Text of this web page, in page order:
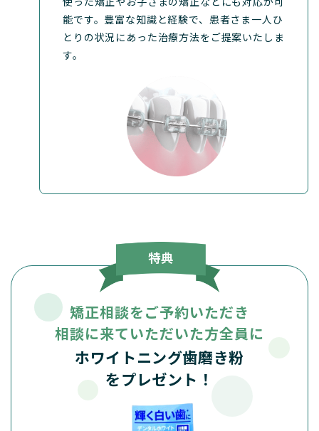
能です。豊富な知識と経験で、患者さま一人ひ
とりの状況にあった治療方法をご提案いたしま
す。
矯正相談をご予約いただき
相談に来ていただいた方全員に
ホワイトニング歯磨き粉
をプレゼント！